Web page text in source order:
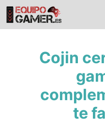
Saltar
contenido
Cojin
te